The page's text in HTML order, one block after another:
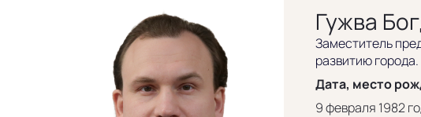
Гужва
Заместитель
развитию города.
Дата, место
9 февраля 1982